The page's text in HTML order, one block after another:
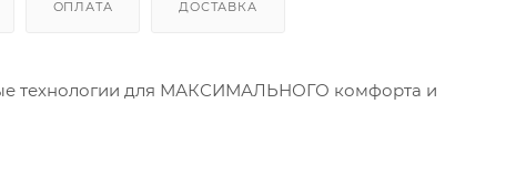
ОПЛАТА ДОСТАВКА
технологии для МАКСИМАЛЬНОГО комфорта и